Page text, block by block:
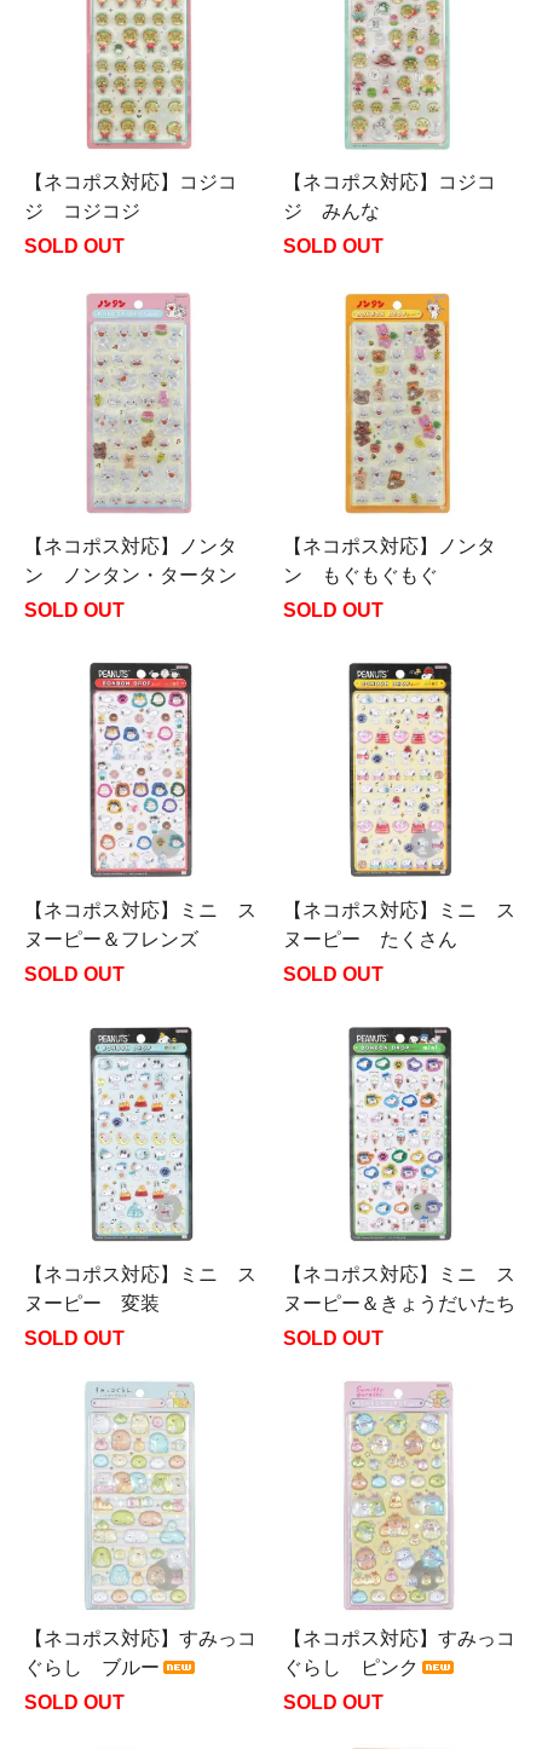
【ネコポス対応】コジコ
ジ コジコジ
SOLD OUT
【ネコポス対応】コジコ
ジ みんな
SOLD OUT
【ネコポス対応】ノンタ
ン ノンタン・タータン
SOLD OUT
【ネコポス対応】ノンタ
ン もぐもぐもぐ
SOLD OUT
【ネコポス対応】ミニ ス
ヌーピー＆フレンズ
SOLD OUT
【ネコポス対応】ミニ ス
ヌーピー たくさん
SOLD OUT
【ネコポス対応】ミニ ス
ヌーピー 変装
SOLD OUT
【ネコポス対応】ミニ ス
ヌーピー＆きょうだいたち
SOLD OUT
【ネコポス対応】すみっコ
ぐらし ブルー
SOLD OUT
【ネコポス対応】すみっコ
ぐらし ピンク
SOLD OUT